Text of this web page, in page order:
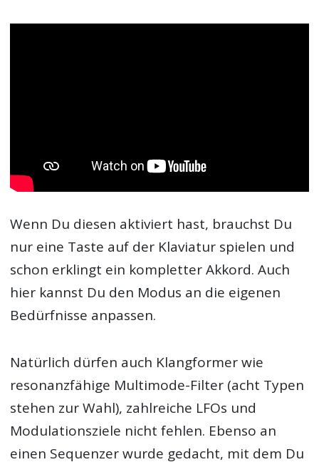
Wenn Du diesen aktiviert hast, brauchst Du
nur eine Taste auf der Klaviatur spielen und
schon erklingt ein kompletter Akkord. Auch
hier kannst Du den Modus an die eigenen
Bedürfnisse anpassen.
Natürlich dürfen auch Klangformer wie
resonanzfähige Multimode-Filter (acht Typen
stehen zur Wahl), zahlreiche LFOs und
Modulationsziele nicht fehlen. Ebenso an
einen Sequenzer wurde gedacht, mit dem Du